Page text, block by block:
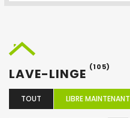
LAVE-LINGE (105)
TOUT LIBRE MAINTENANT